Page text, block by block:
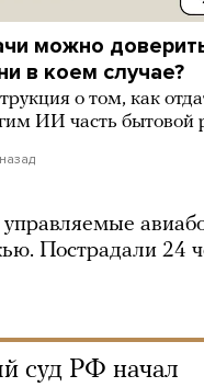
можно
в коем случае?
о том, как
ИИ часть бытовой
управляемые
Пострадали 24
суд РФ начал